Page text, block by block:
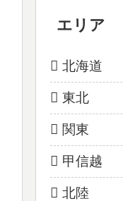
エリア
北海道
東北
関東
甲信越
北陸